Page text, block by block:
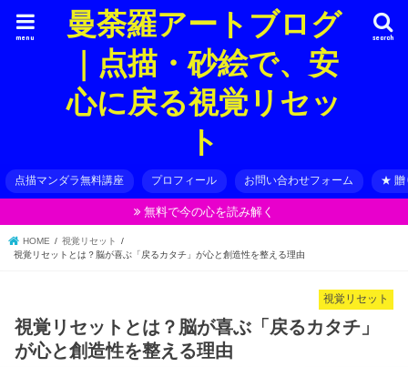
曼荼羅アートブログ
｜点描・砂絵で、安
心に戻る視覚リセッ
ト
search
menu
点描マンダラ無料講座 プロフィール お問い合わせフォーム ★ 贈
無料で今の心を読み解く
HOME
視覚リセット
視覚リセットとは？脳が喜ぶ「戻るカタチ」が心と創造性を整える理由
視覚リセット
視覚リセットとは？脳が喜ぶ「戻るカタチ」
が心と創造性を整える理由